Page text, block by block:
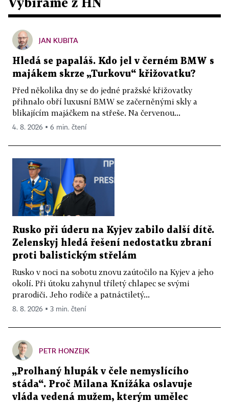
JAN KUBITA
Hledá se papaláš. Kdo jel v černém BMW s
majákem skrze „Turkovu“ křižovatku?
Před několika dny se do jedné pražské křižovatky
přihnalo obří luxusní BMW se začerněnými skly a
blikajícím majáčkem na střeše. Na červenou...
4. 8. 2026 ▪ 6 min. čtení
Rusko při úderu na Kyjev zabilo další dítě.
Zelenskyj hledá řešení nedostatku zbraní
proti balistickým střelám
Rusko v noci na sobotu znovu zaútočilo na Kyjev a jeho
okolí. Při útoku zahynul tříletý chlapec se svými
prarodiči. Jeho rodiče a patnáctiletý...
8. 8. 2026 ▪ 3 min. čtení
PETR HONZEJK
„Prolhaný hlupák v čele nemyslícího
stáda“. Proč Milana Knížáka oslavuje
vláda vedená mužem, kterým umělec